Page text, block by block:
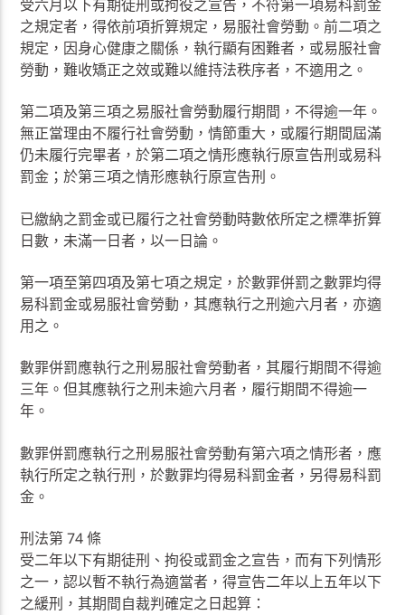
受六月以下有期徒刑或拘役之宣告，不符第一項易科罰金
之規定者，得依前項折算規定，易服社會勞動。前二項之
規定，因身心健康之關係，執行顯有困難者，或易服社會
勞動，難收矯正之效或難以維持法秩序者，不適用之。
第二項及第三項之易服社會勞動履行期間，不得逾一年。
無正當理由不履行社會勞動，情節重大，或履行期間屆滿
仍未履行完畢者，於第二項之情形應執行原宣告刑或易科
罰金；於第三項之情形應執行原宣告刑。
已繳納之罰金或已履行之社會勞動時數依所定之標準折算
日數，未滿一日者，以一日論。
第一項至第四項及第七項之規定，於數罪併罰之數罪均得
易科罰金或易服社會勞動，其應執行之刑逾六月者，亦適
用之。
數罪併罰應執行之刑易服社會勞動者，其履行期間不得逾
三年。但其應執行之刑未逾六月者，履行期間不得逾一
年。
數罪併罰應執行之刑易服社會勞動有第六項之情形者，應
執行所定之執行刑，於數罪均得易科罰金者，另得易科罰
金。
刑法第 74 條
受二年以下有期徒刑、拘役或罰金之宣告，而有下列情形
之一，認以暫不執行為適當者，得宣告二年以上五年以下
之緩刑，其期間自裁判確定之日起算：